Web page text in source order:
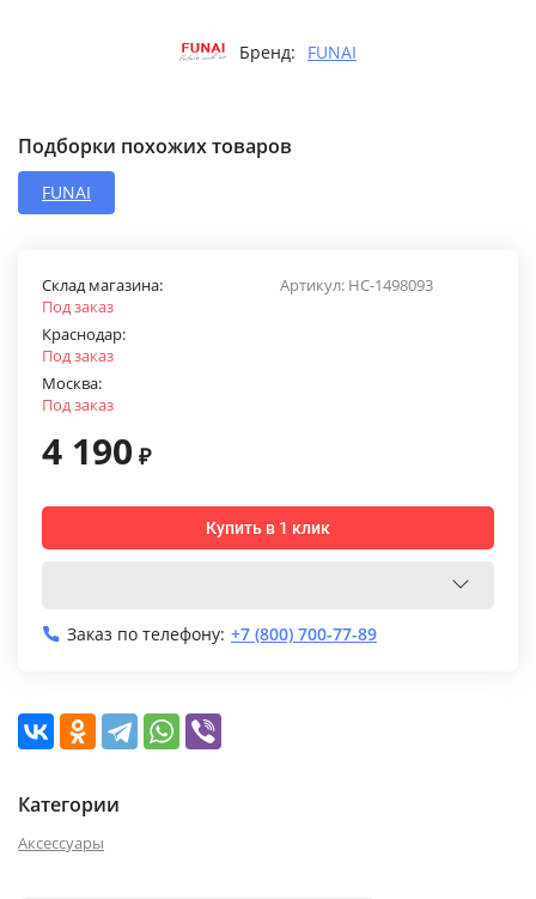
Бренд: FUNAI
Подборки похожих товаров
FUNAI
Артикул: НС-1498093
Склад магазина:
Под заказ
Краснодар:
Под заказ
Москва:
Под заказ
4 190 ₽
Купить в 1 клик
Заказ по телефону: +7 (800) 700-77-89
Категории
Аксессуары